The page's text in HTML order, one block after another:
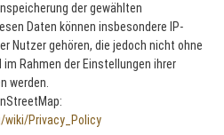
der gewählten
Daten können insbesondere IP-
Nutzer gehören, die jedoch nicht ohne
Rahmen der Einstellungen ihrer
werden.
Privacy_Policy